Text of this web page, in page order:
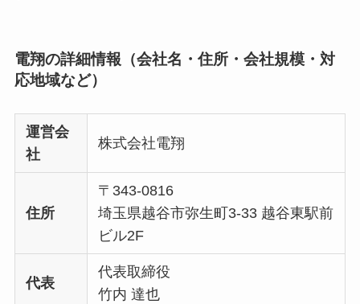
電翔の詳細情報（会社名・住所・会社規模・対
応地域など）
運営会
社
株式会社電翔
住所
〒343-0816
埼玉県越谷市弥生町3-33 越谷東駅前
ビル2F
代表
代表取締役
竹内 達也